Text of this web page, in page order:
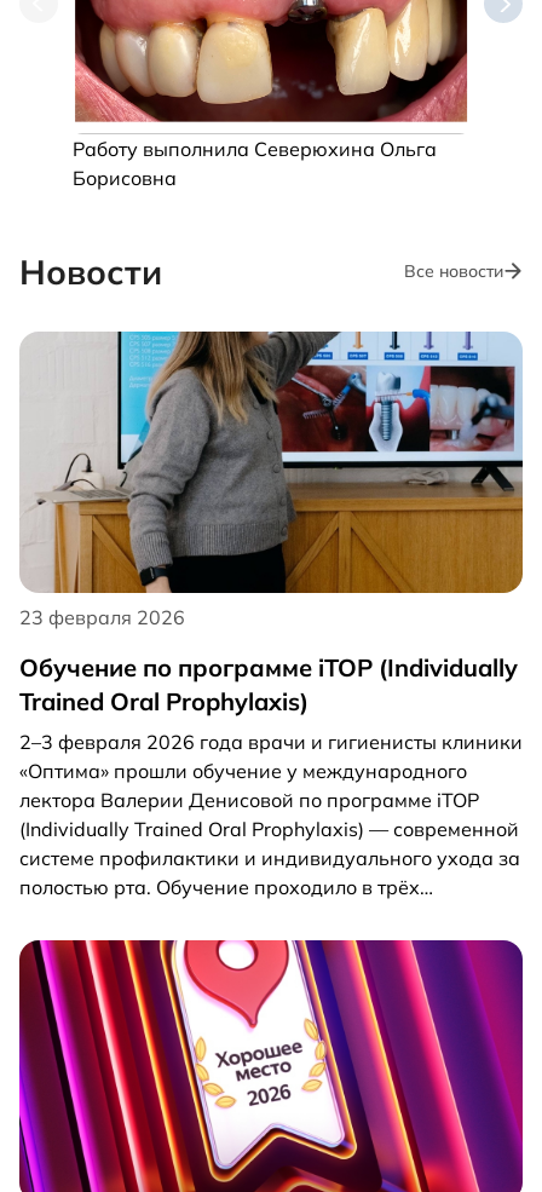
Работу выполнила Северюхина Ольга
Борисовна
Новости Все новости
23 февраля 2026
Обучение по программе iTOP (Individually
Trained Oral Prophylaxis)
2–3 февраля 2026 года врачи и гигиенисты клиники
«Оптима» прошли обучение у международного
лектора Валерии Денисовой по программе iTOP
(Individually Trained Oral Prophylaxis) — современной
системе профилактики и индивидуального ухода за
полостью рта. Обучение проходило в трёх
включало как теоретическую часть, так и
практическую отработку методик на фантомах с
разбором клинических случаев. Программа iTOP
разработана профессором Иржи Шедельмайером
(Гамбургский университет) при поддержке
CURAPROX. В рамках курса специалисты изучили
более 30 ключевых тем — от диагностики и
профилактики до особенностей гигиены при
брекетах, элайнерах и имплантатах. Главная цель